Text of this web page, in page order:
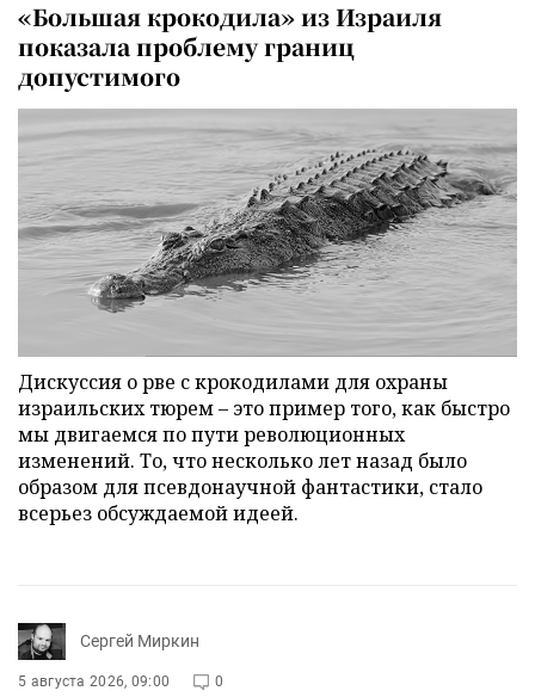
«Большая крокодила» из Израиля
показала проблему границ
допустимого
Дискуссия о рве с крокодилами для охраны
израильских тюрем – это пример того, как быстро
мы двигаемся по пути революционных
изменений. То, что несколько лет назад было
образом для псевдонаучной фантастики, стало
всерьез обсуждаемой идеей.
Сергей Миркин
5 августа 2026, 09:00 0